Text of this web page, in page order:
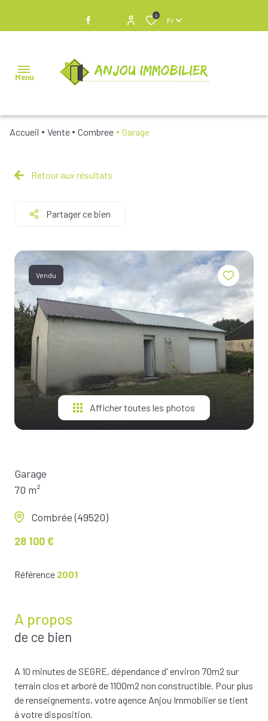
0
Fr
Menu
VENDRE
BIENS
BIENS À
LA
LOCATION
ESTIMEZ
VOTRE
BIEN
NOTRE
Accueil Vente Combree Garage
Retour aux résultats
Partager ce bien
Vendu
Afficher toutes les photos
Garage
70 m²
Combrée (49520)
28 100 €
Référence 2001
A propos
de ce bien
A 10 minutes de SEGRE, dépendance d' environ 70m2 sur
terrain clos et arboré de 1100m2 non constructible. Pour plus
de renseignements, votre agence Anjou Immobilier se tient
à votre disposition.